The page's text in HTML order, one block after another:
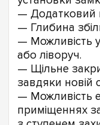
— Додатковий
— Глибина
— Можливість
або ліворуч.
— Щільне
завдяки новій
— Можливість
приміщеннях